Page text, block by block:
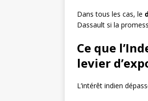
Dans tous les cas, le
Dassault si la
Ce que
levier
L’intérêt indien